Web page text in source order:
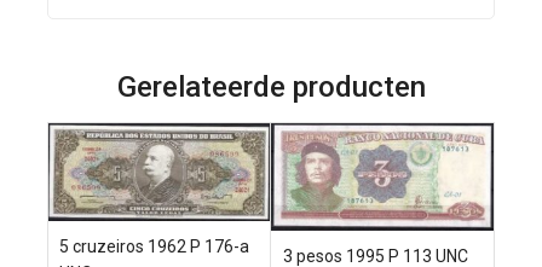
Gerelateerde producten
5 cruzeiros 1962 P 176-a
3 pesos 1995 P 113 UNC